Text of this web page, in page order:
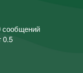
сообщений
0.5